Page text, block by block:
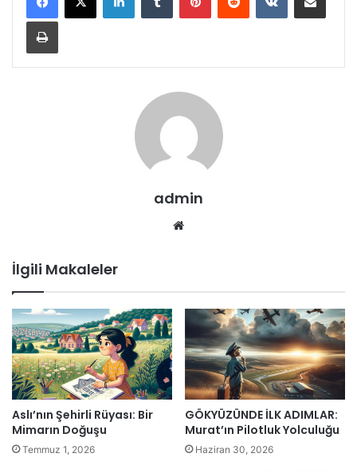
Yazdır
admin
İlgili Makaleler
Aslı’nın Şehirli Rüyası: Bir
Mimarın Doğuşu
Temmuz 1, 2026
GÖKYÜZÜNDE İLK ADIMLAR:
Murat’ın Pilotluk Yolculuğu
Haziran 30, 2026